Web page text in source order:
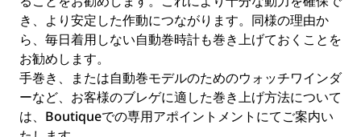
き、より安定した作動につながります。同様の理由か
ら、毎日着用しない自動巻時計も巻き上げておくことを
お勧めします。
手巻き、または自動巻モデルのためのウォッチワインダ
ーなど、お客様のブレゲに適した巻き上げ方法について
は、Boutiqueでの専用アポイントメントにてご案内い